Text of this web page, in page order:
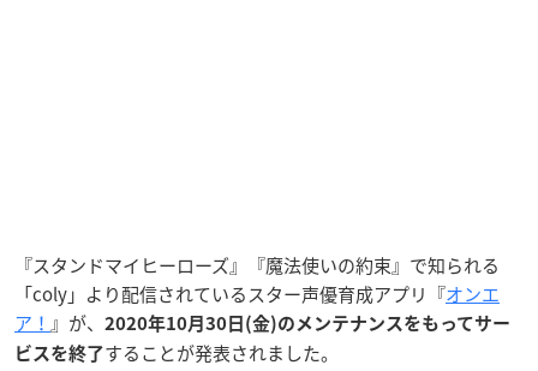
『スタンドマイヒーローズ』『魔法使いの約束』で知られる
「coly」より配信されているスター声優育成アプリ『オンエ
ア！ 』が、
2020年10月30日(金)のメンテナンスをもってサー
ビスを終了することが発表されました。